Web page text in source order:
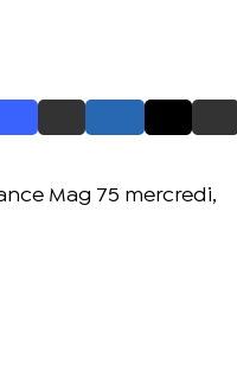
Mag 75 mercredi,